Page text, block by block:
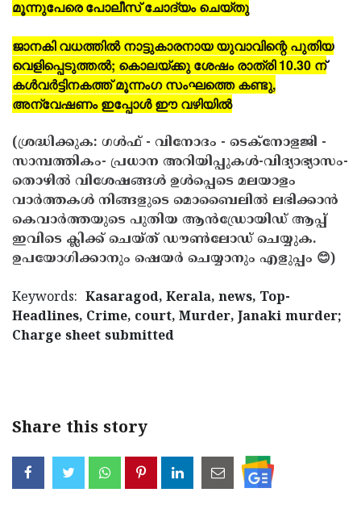
മൂന്നുപേരെ പോലീസ് ചോദ്യം ചെയ്തു
ജാനകി വധത്തില്‍ നാട്ടുകാരനായ യുവാവിന്റെ പുതിയ
വെളിപ്പെടുത്തല്‍; കൊലയ്ക്കു ശേഷം രാത്രി 10.30 ന്
കള്‍വര്‍ട്ടിനകത്ത് മൂന്നംഗ സംഘത്തെ കണ്ടു,
അന്വേഷണം ഇപ്പോള്‍ ഈ വഴിയില്‍
(ശ്രദ്ധിക്കുക: ഗൾഫ് - വിനോദം - ടെക്നോളജി -
സാമ്പത്തികം- പ്രധാന അറിയിപ്പുകൾ-വിദ്യാഭ്യാസം-
തൊഴിൽ വിശേഷങ്ങൾ ഉൾപ്പെടെ മലയാളം
വാർത്തകൾ നിങ്ങളുടെ മൊബൈലിൽ ലഭിക്കാൻ
കെവാർത്തയുടെ പുതിയ ആൻഡ്രോയിഡ് ആപ്പ്
ഇവിടെ ക്ലിക്ക് ചെയ്ത് ഡൗൺലോഡ് ചെയ്യുക.
ഉപയോഗിക്കാനും ഷെയർ ചെയ്യാനും എളുപ്പം 😊)
Keywords: Kasaragod, Kerala, news, Top-
Headlines, Crime, court, Murder, Janaki murder;
Charge sheet submitted
Share this story